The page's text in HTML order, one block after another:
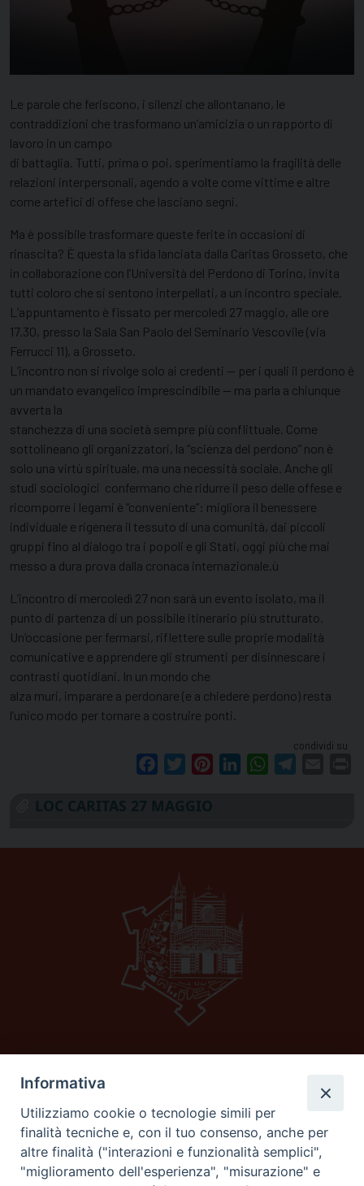
Le parole che feriscono, i silenzi che allontanano, le
contraddizioni che trasformano un’amicizia o un rapporto di
lavoro in un campo
di battaglia. Tutti, prima o poi, sperimentiamo la fragilità delle
relazioni interpersonali, agendo a volte come vittime e altre
come artefici di offese che lasciano segni.
Ma è possibile trasformare queste ferite in occasioni di
rinascita? È questa la sfida lanciata dalla Caritas Grosseto, che
in collaborazione con l’Università del Perdono di Torino, invita
tutti coloro che si sentono interpellati, a un incontro speciale.
L’appuntamento è fissato per mercoledì 27 maggio, alle ore
17.30, presso la Sala San Paolo del Seminario Vescovile (via
Ferrucci 11), a Grosseto.
L’incontro non si rivolge solo ai credenti — per i quali il perdono è
un mandato evangelico imprescindibile — ma parla a chiunque
avverta la
stanchezza di una società sempre più conflittuale. Come
sottolineano gli organizzatori, la “scienza del perdono” non è
solo una virtù spirituale, ma una necessità sociale. Anche gli
studi sociologici confermano che ridurre il peso delle offese e
ricomporre i legami è “conveniente”: migliora il benessere
individuale e rigenera il tessuto di una comunità, dai piccoli
gruppi fino al dialogo tra i popoli e gli Stati, oggi più che mai
messo a dura prova dalla cronaca internazionale.ù
L’incontro di mercoledì 27 non sarà un evento isolato, ma il
punto di partenza di un possibile itinerario più strutturato.
Un’occasione per fermarsi, riflettere sulle proprie modalità
comunicative e apprendere gli strumenti per disinnescare i
contrasti quotidiani. In un mondo che
alza muri, imparare a perdonare (e a chiedere perdono) resta
l’unico modo per tornare a costruire ponti.
condividi su
FacebookTwitterPinterestLinkedInWhatsApp
C.F. 80053900538
Corso carducci 11 58100 Grosseto (Gr)
Tel e fax 0564 29044
email:
curia@grosseto.chiesacattolica.it
Informativa
Utilizziamo cookie o tecnologie simili per
finalità tecniche e, con il tuo consenso, anche per
altre finalità ("interazioni e funzionalità semplici",
"miglioramento dell'esperienza", "misurazione" e